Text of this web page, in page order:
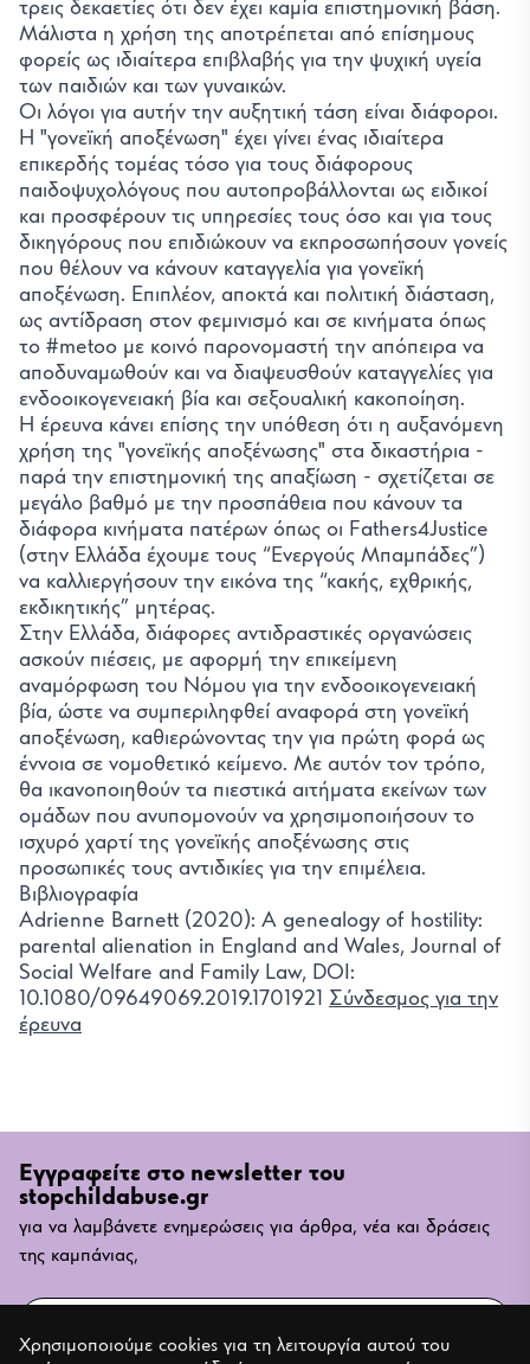
τρεις δεκαετίες ότι δεν έχει καμία επιστημονική βάση.
Μάλιστα η χρήση της αποτρέπεται από επίσημους
φορείς ως ιδιαίτερα επιβλαβής για την ψυχική υγεία
των παιδιών και των γυναικών.
Οι λόγοι για αυτήν την αυξητική τάση είναι διάφοροι.
Η "γονεϊκή αποξένωση" έχει γίνει ένας ιδιαίτερα
επικερδής τομέας τόσο για τους διάφορους
παιδοψυχολόγους που αυτοπροβάλλονται ως ειδικοί
και προσφέρουν τις υπηρεσίες τους όσο και για τους
δικηγόρους που επιδιώκουν να εκπροσωπήσουν γονείς
που θέλουν να κάνουν καταγγελία για γονεϊκή
αποξένωση. Επιπλέον, αποκτά και πολιτική διάσταση,
ως αντίδραση στον φεμινισμό και σε κινήματα όπως
το #metoo με κοινό παρονομαστή την απόπειρα να
αποδυναμωθούν και να διαψευσθούν καταγγελίες για
ενδοοικογενειακή βία και σεξουαλική κακοποίηση.
Η έρευνα κάνει επίσης την υπόθεση ότι η αυξανόμενη
χρήση της "γονεϊκής αποξένωσης" στα δικαστήρια -
παρά την επιστημονική της απαξίωση - σχετίζεται σε
μεγάλο βαθμό με την προσπάθεια που κάνουν τα
διάφορα κινήματα πατέρων όπως οι Fathers4Justice
(στην Ελλάδα έχουμε τους “Ενεργούς Μπαμπάδες”)
να καλλιεργήσουν την εικόνα της “κακής, εχθρικής,
εκδικητικής” μητέρας.
Στην Ελλάδα, διάφορες αντιδραστικές οργανώσεις
ασκούν πιέσεις, με αφορμή την επικείμενη
αναμόρφωση του Νόμου για την ενδοοικογενειακή
βία, ώστε να συμπεριληφθεί αναφορά στη γονεϊκή
αποξένωση, καθιερώνοντας την για πρώτη φορά ως
έννοια σε νομοθετικό κείμενο. Με αυτόν τον τρόπο,
θα ικανοποιηθούν τα πιεστικά αιτήματα εκείνων των
ομάδων που ανυπομονούν να χρησιμοποιήσουν το
ισχυρό χαρτί της γονεϊκής αποξένωσης στις
προσωπικές τους αντιδικίες για την επιμέλεια.
Βιβλιογραφία
Adrienne Barnett (2020): A genealogy of hostility:
parental alienation in England and Wales, Journal of
Social Welfare and Family Law, DOI:
10.1080/09649069.2019.1701921 Σύνδεσμος για την
έρευνα
Εγγραφείτε στο newsletter του
stopchildabuse.gr
για να λαμβάνετε ενημερώσεις για άρθρα, νέα και δράσεις
της καμπάνιας,
Email
Χρησιμοποιούμε cookies για τη λειτουργία αυτού του
Απαραίτητα για τη λειτουργία του ιστότοπου (session,
προστασία CSRF, η ίδια η προτίμησή σας για τα cookies).
Πάντα ενεργά.
Μας βοηθά να κατανοήσουμε πώς οι επισκέπτες
χρησιμοποιούν τον ιστότοπο (Google Analytics).
Βίντεο YouTube
Φορτώνει τον player του YouTube όταν πατάτε
αναπαραγωγή σε ένα βίντεο, το οποίο ορίζει τα δικά του
cookies παρακολούθησης της Google.